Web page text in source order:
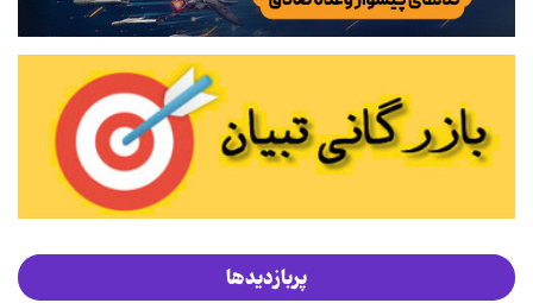
پربازدیدها